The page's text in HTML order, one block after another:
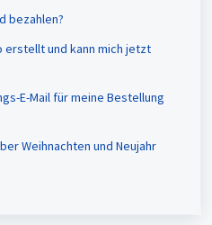
bezahlen?
erstellt und kann mich jetzt
E-Mail für meine Bestellung
Weihnachten und Neujahr